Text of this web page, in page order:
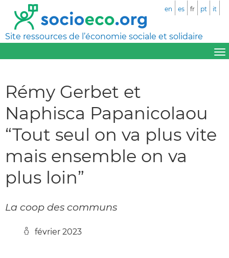
Site ressources de l’économie sociale et solidaire
en es fr pt it
Rémy Gerbet et
Naphisca Papanicolaou
“Tout seul on va plus vite
mais ensemble on va
plus loin”
La coop des communs
février 2023